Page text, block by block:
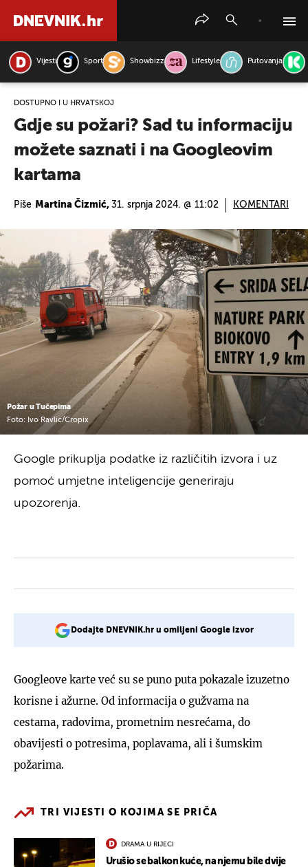
Vijesti Sport Showbizz Lifestyle Putovanja
DOSTUPNO I U HRVATSKOJ
Gdje su požari? Sad tu informaciju
možete saznati i na Googleovim
kartama
Piše Martina Čizmić, 31. srpnja 2024. @ 11:02 KOMENTARI
Požar u Tučepima
Foto: Ivo Ravlic/Cropix
Google prikuplja podatke iz različitih izvora i uz
pomoć umjetne inteligencije generiraju
upozorenja.
Dodajte DNEVNIK.hr u omiljeni Google izvor
Googleove karte već su se puno puta pokazale izuzetno
korisne i ažurne. Od informacija o gužvama na
cestama, radovima, prometnim nesrećama, do
obavijesti o potresima, poplavama, ali i šumskim
požarima.
TRI VIJESTI O KOJIMA SE PRIČA
DRAMA U RIJECI
Urušio se balkon kuće, na njemu bile dvije
PRETRAŽITE VIJESTI